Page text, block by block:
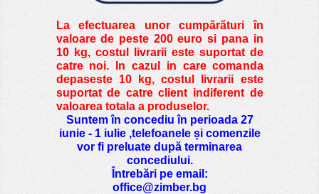
La efectuarea unor cumpărături în
valoare de peste200 euro si pana in
10 kg, costul livrarii este suportat de
catre noi. In cazul in care comanda
depaseste 10 kg, costul livrarii este
suportat de catre client indiferent de
valoarea totala a produselor.
Suntem în concediu în perioada 27
iunie - 1 iulie ,telefoanele și comenzile
vor fi preluate după terminarea
concediului.
Întrebări pe email:
office@zimber.bg